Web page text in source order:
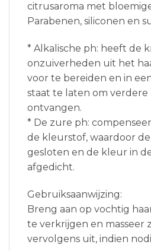
citrusaroma met
Parabenen, siliconen en
* Alkalische ph: heeft de
onzuiverheden uit het
voor te bereiden en in
staat te laten om
ontvangen.
* De zure ph:
de kleurstof, waardoor
gesloten en de kleur in
afgedicht.
Gebruiksaanwijzing:
Breng aan op vochtig
te verkrijgen en masseer
vervolgens uit, indien